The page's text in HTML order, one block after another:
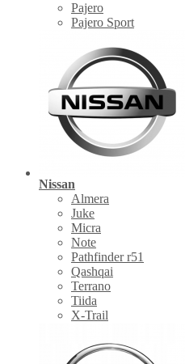
Pajero
Pajero Sport
Nissan
Almera
Juke
Micra
Note
Pathfinder r51
Qashqai
Terrano
Tiida
X-Trail